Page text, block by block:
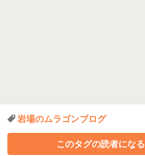
岩場のムラゴンブログ
このタグの読者になる